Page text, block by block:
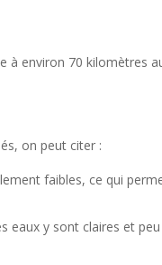
à environ 70 kilomètres
on peut citer :
faibles, ce qui
eaux y sont claires et peu